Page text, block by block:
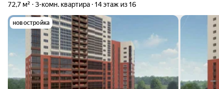
72,7 м² 3-комн. квартира 14 этаж из 16
новостройка